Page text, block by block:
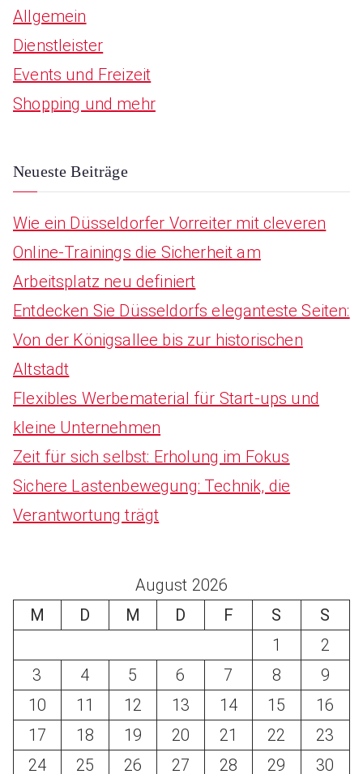
Allgemein
Dienstleister
Events und Freizeit
Shopping und mehr
Neueste Beiträge
Wie ein Düsseldorfer Vorreiter mit cleveren
Online-Trainings die Sicherheit am
Arbeitsplatz neu definiert
Entdecken Sie Düsseldorfs eleganteste Seiten:
Von der Königsallee bis zur historischen
Altstadt
Flexibles Werbematerial für Start-ups und
kleine Unternehmen
Zeit für sich selbst: Erholung im Fokus
Sichere Lastenbewegung: Technik, die
Verantwortung trägt
August 2026
M
D M D F S
S
1
2
3
4 5 6 7 8
9
10
11 12 13 14 15
16
17
18 19 20 21 22
23
24
25 26 27 28 29
30